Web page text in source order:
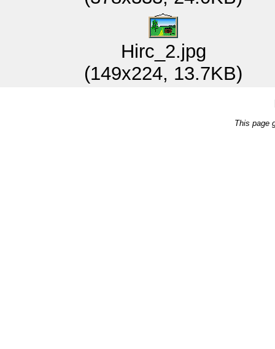
Hirc_2.jpg
(149x224, 13.7KB)
This page